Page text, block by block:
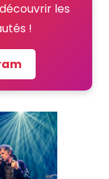
les
!